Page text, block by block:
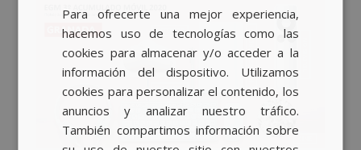
BASQUE
ENGLISH
Para ofrecerte una mejor experiencia,
hacemos uso de tecnologías como las
cookies para almacenar y/o acceder a la
información del dispositivo. Utilizamos
cookies para personalizar el contenido, los
anuncios y analizar nuestro tráfico.
También compartimos información sobre